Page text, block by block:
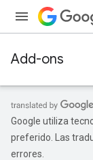
Add-ons
Google utiliza
preferido. Las
errores.